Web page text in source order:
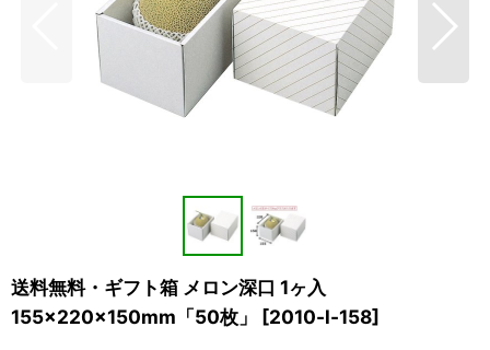
送料無料・ギフト箱 メロン深口 1ヶ入
155×220×150mm「50枚」
[2010-l-158]